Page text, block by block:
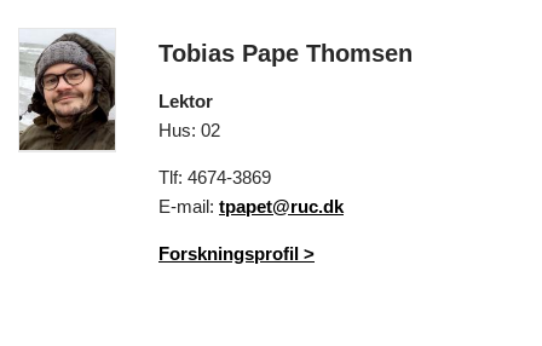
Tobias Pape Thomsen
Lektor
Hus: 02
Tlf: 4674-3869
E-mail: tpapet@ruc.dk
Forskningsprofil >